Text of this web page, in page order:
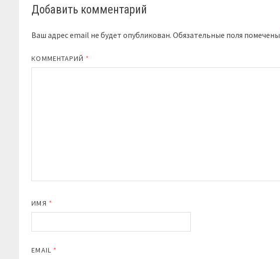
Добавить комментарий
Ваш адрес email не будет опубликован. Обязательные поля помечены
КОММЕНТАРИЙ *
ИМЯ *
EMAIL *